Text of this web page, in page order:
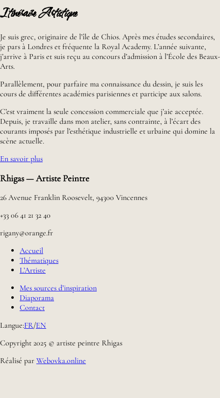
Itinéraire Artistique
Je suis grec, originaire de l’île de Chios. Après mes études secondaires,
je pars à Londres et fréquente la Royal Academy. L’année suivante,
j’arrive à Paris et suis reçu au concours d’admission à l’École des Beaux-
Arts.
Parallèlement, pour parfaire ma connaissance du dessin, je suis les
cours de différentes académies parisiennes et participe aux salons.
C’est vraiment la seule concession commerciale que j’aie acceptée.
Depuis, je travaille dans mon atelier, sans contrainte, à l’écart des
courants imposés par l’esthétique industrielle et urbaine qui domine la
scène actuelle.
En savoir plus
Rhigas — Artiste Peintre
26 Avenue Franklin Roosevelt, 94300 Vincennes
+33 06 41 21 32 40
rigany@orange.fr
Accueil
Thématiques
L’Artiste
Mes sources d’inspiration
Diaporama
Contact
Langue:FR/EN
Copyright 2025 © artiste peintre Rhigas
Réalisé par Webovka.online